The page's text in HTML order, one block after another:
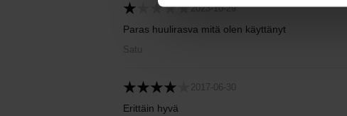
2023-10-29
Paras huulirasva mitä olen käyttänyt
Satu
2017-06-30
Erittäin hyvä